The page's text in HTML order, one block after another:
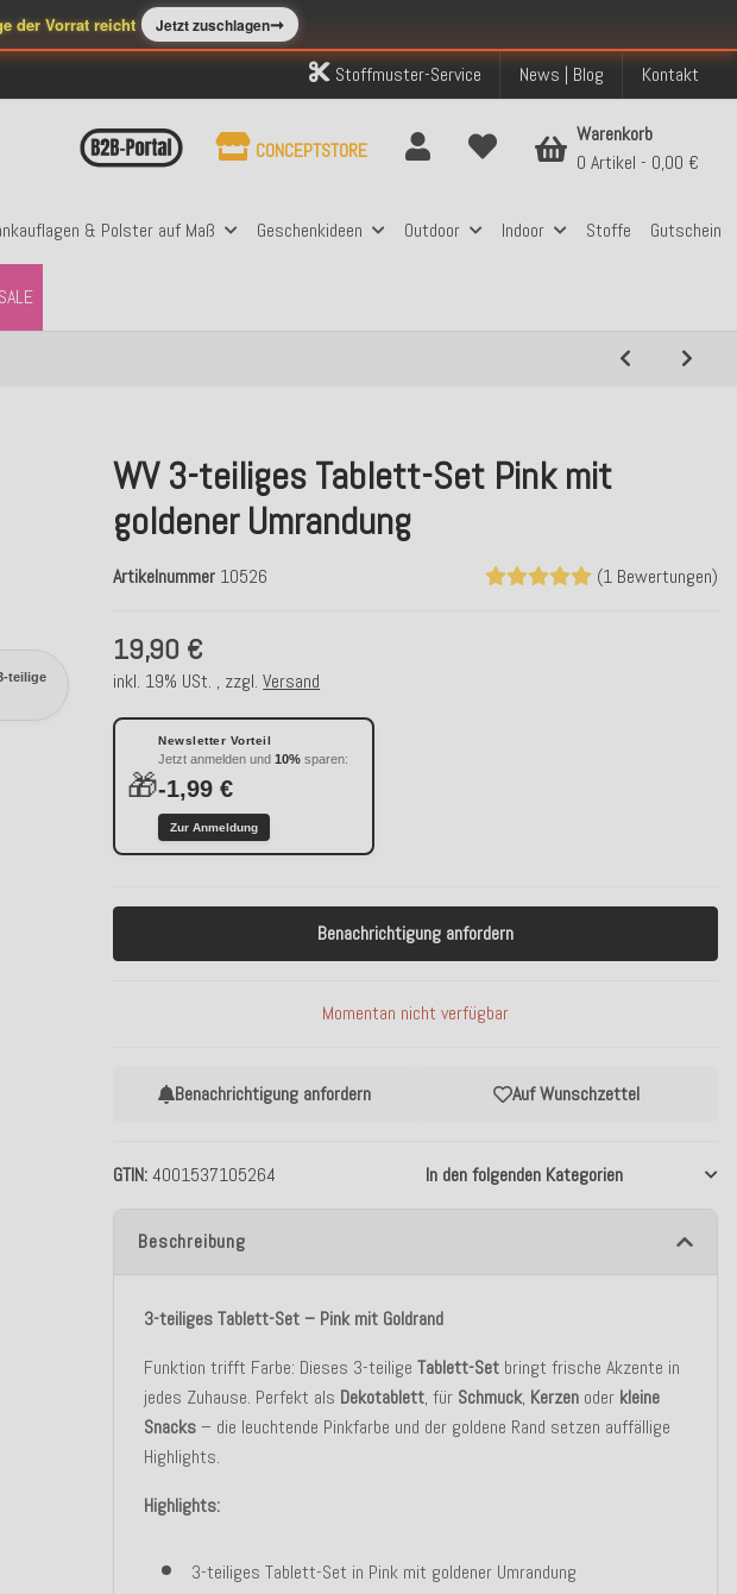
der Vorrat reicht Jetzt zuschlagen➞
Stoffmuster-Service News | Blog Kontakt
& Polster auf Maß Geschenkideen Outdoor Indoor Stoffe Gutschein
SALE
CONCEPTSTORE
Warenkorb
0 Artikel
0,00 €
teilige
WV 3-teiliges Tablett-Set Pink mit
goldener Umrandung
(1 Bewertungen)
Artikelnummer 10526
GTIN 4001537105264 In den folgenden Kategorien
19,90 €
inkl. 19% USt. , zzgl.Versand
🎁
Newsletter Vorteil
Jetzt anmelden und10% sparen:
-1,99 €
Zur Anmeldung
Benachrichtigung anfordern Auf Wunschzettel
Benachrichtigung anfordern
Momentan nicht verfügbar
Beschreibung
3-teiliges Tablett-Set – Pink mit Goldrand
Funktion trifft Farbe: Dieses 3-teiligeTablett-Set bringt frische Akzente in
jedes Zuhause. Perfekt als Dekotablett, für Schmuck, Kerzen oder kleine
Snacks– die leuchtende Pinkfarbe und der goldene Rand setzen auffällige
Highlights.
Highlights:
3-teiliges Tablett-Set in Pink mit goldener Umrandung